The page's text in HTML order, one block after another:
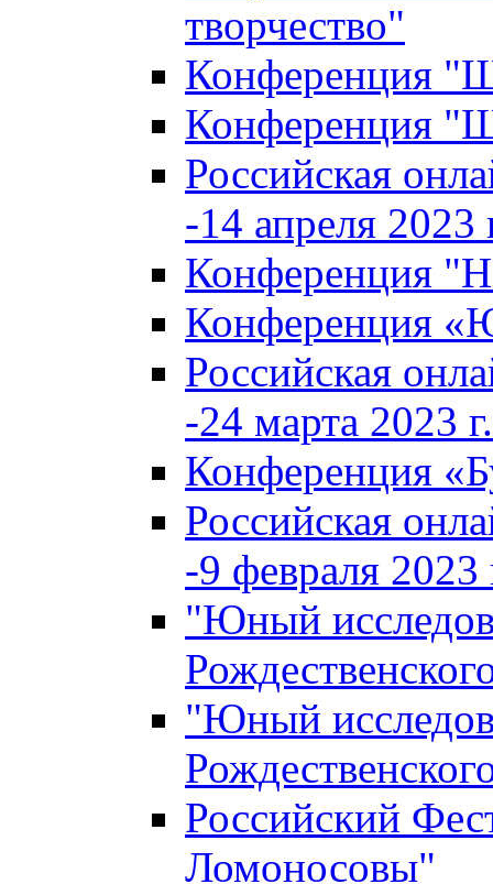
творчество"
Конференция
Конференция
Российская
-14 апреля 2023
Конференция
Конференция
Российская
-24 марта 2023
Конференция
Российская
-9 февраля 2023
"Юный
"Юный
Российский
Ломоносовы"